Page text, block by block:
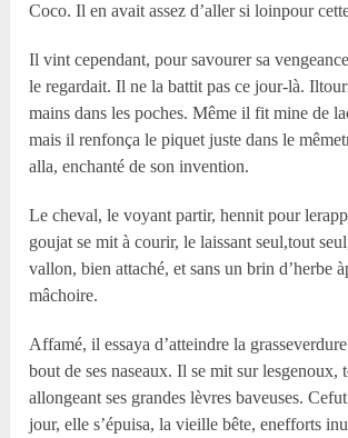
Coco. Il en avait assez d’aller si loinpour
Il vint cependant, pour savourer sa
le regardait. Il ne la battit pas ce jour-là.
mains dans les poches. Même il fit mine de
mais il renfonça le piquet juste dans le
alla, enchanté de son invention.
Le cheval, le voyant partir, hennit pour
goujat se mit à courir, le laissant seul,tout
vallon, bien attaché, et sans un brin d’herbe
mâchoire.
Affamé, il essaya d’atteindre la
bout de ses naseaux. Il se mit sur lesgenoux,
allongeant ses grandes lèvres baveuses.
jour, elle s’épuisa, la vieille bête, enefforts